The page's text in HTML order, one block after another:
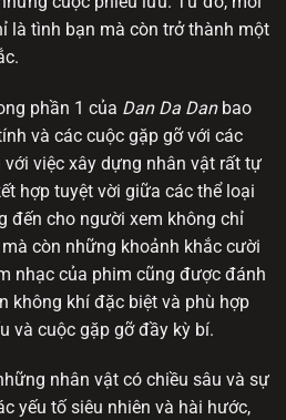
là tình bạn mà còn trở thành một
phần 1 của Dan Da Danbao
và các cuộc gặp gỡ với các
việc xây dựng nhân vật rất tự
hợp tuyệt vời giữa các thể loại
đến cho người xem không chỉ
còn những khoảnh khắc cười
nhạc của phim cũng được đánh
không khí đặc biệt và phù hợp
và cuộc gặp gỡ đầy kỳ bí.
nhân vật có chiều sâu và sự
yếu tố siêu nhiên và hài hước,